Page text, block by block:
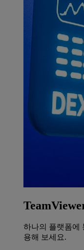
하나의 플랫폼에
용해 보세요.